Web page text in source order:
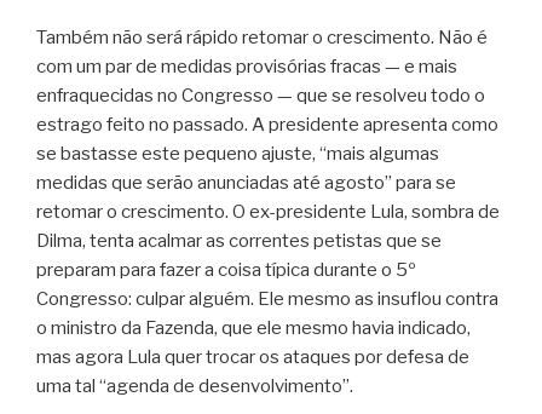
Também não será rápido retomar o crescimento. Não é
com um par de medidas provisórias fracas — e mais
enfraquecidas no Congresso — que se resolveu todo o
estrago feito no passado. A presidente apresenta como
se bastasse este pequeno ajuste, “mais algumas
medidas que serão anunciadas até agosto” para se
retomar o crescimento. O ex-presidente Lula, sombra de
Dilma, tenta acalmar as correntes petistas que se
preparam para fazer a coisa típica durante o 5º
Congresso: culpar alguém. Ele mesmo as insuflou contra
o ministro da Fazenda, que ele mesmo havia indicado,
mas agora Lula quer trocar os ataques por defesa de
uma tal “agenda de desenvolvimento”.